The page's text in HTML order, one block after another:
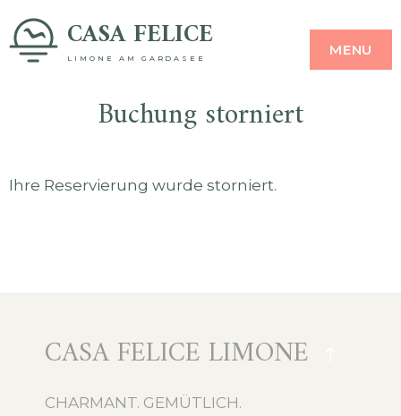
Skip
to
CASA FELICE
LIMONE AM GARDASEE
MENU
Buchung storniert
Ihre Reservierung wurde storniert.
CASA FELICE LIMONE
CHARMANT. GEMÜTLICH.